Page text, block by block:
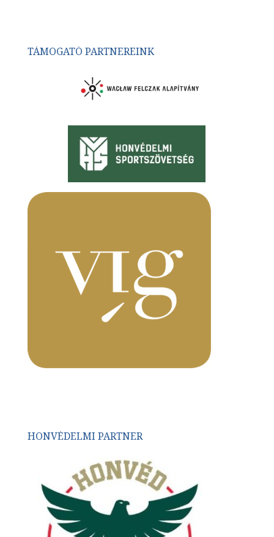
TÁMOGATÓ PARTNEREINK
HONVÉDELMI PARTNER